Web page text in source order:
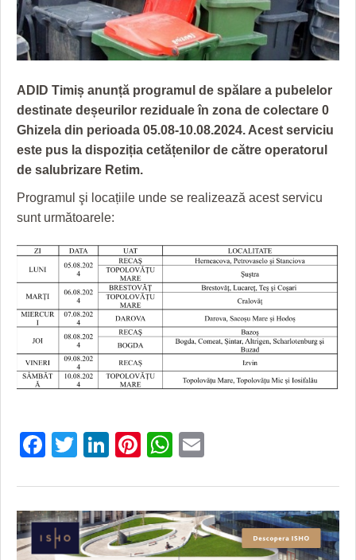
GRĂDINA TAICII DOMNULUI
ZIARISTU’ DE TERASĂ
FINANŢĂRI DE LA A LA Z
PE SURSE
CRONICĂ DE FILM
UNDE MERGEM
CLIPURI VIDEO
JOCURI ONLINE
ACCIDENTE
ANUNŢURI
CULTURA
INVATAMANT
JUSTITIE
FILME DOCUMENTARE
JOCURI ONLINE
DIVERSE
FARMACII DIN TIMIŞOARA
HARTA TIMIŞOAREI
SFATUL MEDICULUI
ADID Timiș anunță programul de spălare a pubelelor
destinate deșeurilor reziduale în zona de colectare 0
Ghizela din perioada 05.08-10.08.2024. Acest serviciu
este pus la dispoziția cetățenilor de către operatorul
de salubrizare Retim.
Programul şi locațiile unde se realizează acest servicu
sunt următoarele:
Facebook
Twitter
LinkedIn
Pinterest
WhatsApp